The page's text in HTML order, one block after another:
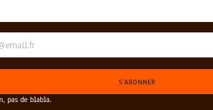
moment de la journée pour capter la
?
S'ABONNER
pas de blabla.